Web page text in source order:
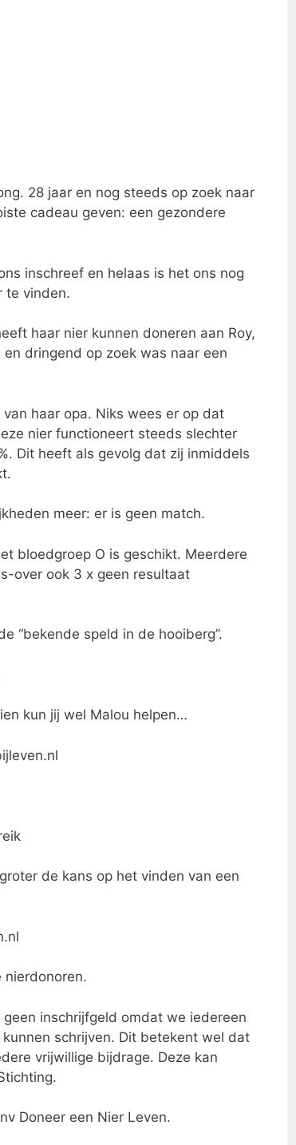
28 jaar en nog steeds op zoek naar
cadeau geven: een gezondere
inschreef en helaas is het ons nog
te vinden.
haar nier kunnen doneren aan Roy,
dringend op zoek was naar een
haar opa. Niks wees er op dat
nier functioneert steeds slechter
Dit heeft als gevolg dat zij inmiddels
meer: er is geen match.
bloedgroep O is geschikt. Meerdere
over ook 3 x geen resultaat
“bekende speld in de hooiberg”.
kun jij wel Malou helpen…
de kans op het vinden van een
nierdonoren.
inschrijfgeld omdat we iedereen
schrijven. Dit betekent wel dat
vrijwillige bijdrage. Deze kan
Doneer een Nier Leven.